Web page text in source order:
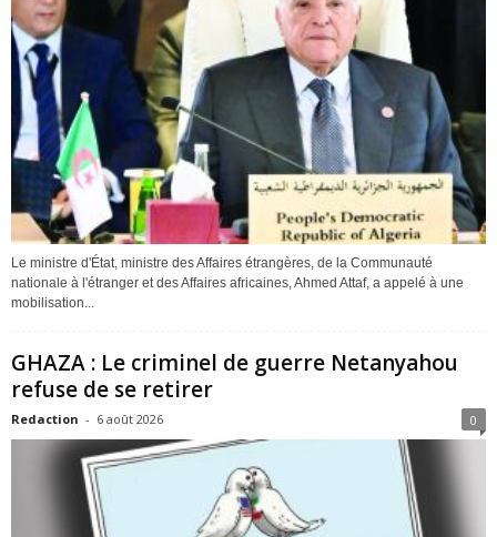
Le ministre d'État, ministre des Affaires étrangères, de la Communauté
nationale à l'étranger et des Affaires africaines, Ahmed Attaf, a appelé à une
mobilisation...
GHAZA : Le criminel de guerre Netanyahou
refuse de se retirer
Redaction - 6 août 2026 0